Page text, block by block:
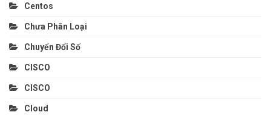
Centos
Chưa Phân Loại
Chuyển Đổi Số
CISCO
CISCO
Cloud